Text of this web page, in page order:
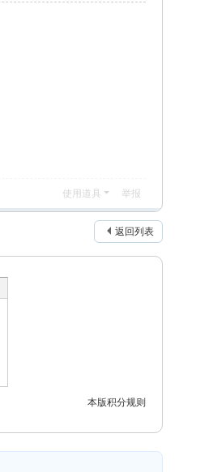
使用道具 举报
返回列表
本版积分规则